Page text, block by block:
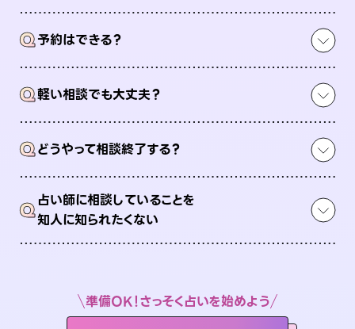
Q予約はできる？
Q軽い相談でも大丈夫？
Qどうやって相談終了する？
Q占い師に相談していることを
知人に知られたくない
準備OK！さっそく占いを始めよう